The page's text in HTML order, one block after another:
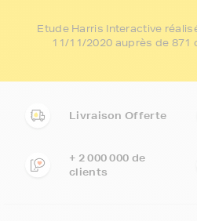
Etude Harris Interactive
11/11/2020 auprès de 871
Livraison Offerte
+ 2 000 000 de
clients